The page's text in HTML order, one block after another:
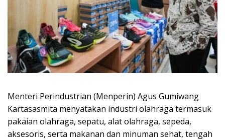
Menteri Perindustrian (Menperin) Agus Gumiwang
Kartasasmita menyatakan industri olahraga termasuk
pakaian olahraga, sepatu, alat olahraga, sepeda,
aksesoris, serta makanan dan minuman sehat, tengah